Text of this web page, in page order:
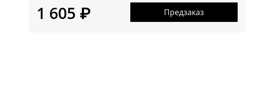
1 605 ₽ Предзаказ